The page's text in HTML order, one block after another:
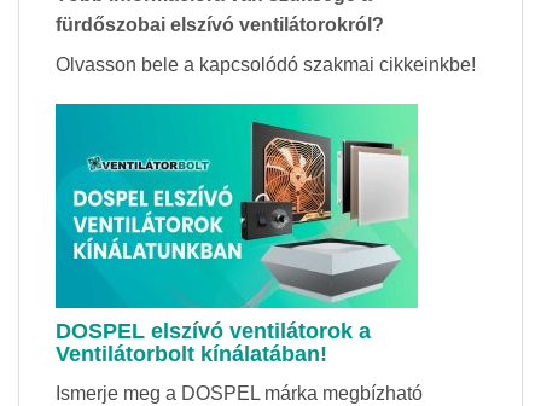
fürdőszobai elszívó ventilátorokról?
Olvasson bele a kapcsolódó szakmai cikkeinkbe!
DOSPEL elszívó ventilátorok a
Ventilátorbolt kínálatában!
Ismerje meg a DOSPEL márka megbízható